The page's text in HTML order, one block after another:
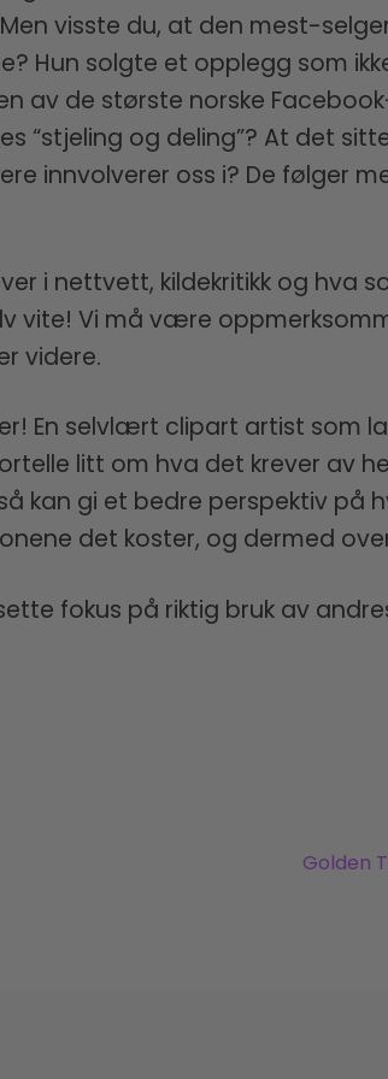
visste du, at den mest-
Hun solgte et opplegg som
av de største norske
“stjeling og deling”? At det
innvolverer oss i? De følger
i nettvett, kildekritikk og hva
vite! Vi må være
videre.
En selvlært clipart artist som
litt om hva det krever av
kan gi et bedre perspektiv på
det koster, og dermed
fokus på riktig bruk av
Next
Golden